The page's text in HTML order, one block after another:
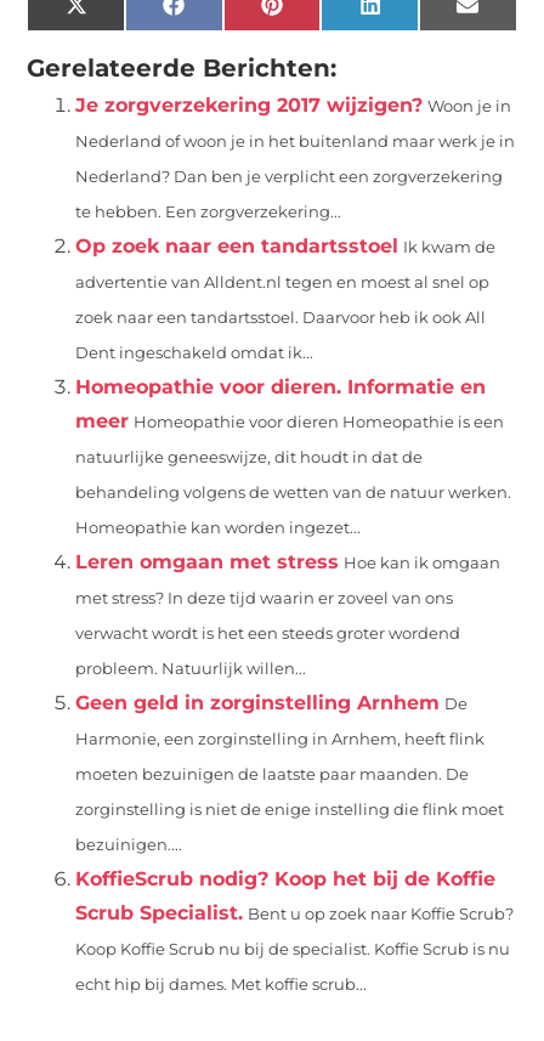
X
(Twitter)
FacebookPinterestLinkedIn Email
Gerelateerde Berichten:
Je zorgverzekering 2017 wijzigen? Woon je in
Nederland of woon je in het buitenland maar werk je in
Nederland? Dan ben je verplicht een zorgverzekering
te hebben. Een zorgverzekering...
Op zoek naar een tandartsstoel Ik kwam de
advertentie van Alldent.nl tegen en moest al snel op
zoek naar een tandartsstoel. Daarvoor heb ik ook All
Dent ingeschakeld omdat ik...
Homeopathie voor dieren. Informatie en
meer Homeopathie voor dieren Homeopathie is een
natuurlijke geneeswijze, dit houdt in dat de
behandeling volgens de wetten van de natuur werken.
Homeopathie kan worden ingezet...
Leren omgaan met stress Hoe kan ik omgaan
met stress? In deze tijd waarin er zoveel van ons
verwacht wordt is het een steeds groter wordend
probleem. Natuurlijk willen...
Geen geld in zorginstelling Arnhem De
Harmonie, een zorginstelling in Arnhem, heeft flink
moeten bezuinigen de laatste paar maanden. De
zorginstelling is niet de enige instelling die flink moet
bezuinigen....
KoffieScrub nodig? Koop het bij de Koffie
Scrub Specialist. Bent u op zoek naar Koffie Scrub?
Koop Koffie Scrub nu bij de specialist. Koffie Scrub is nu
echt hip bij dames. Met koffie scrub...